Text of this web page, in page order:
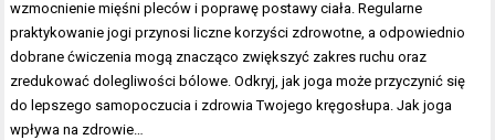
wzmocnienie mięśni pleców i poprawę postawy ciała. Regularne
praktykowanie jogi przynosi liczne korzyści zdrowotne, a odpowiednio
dobrane ćwiczenia mogą znacząco zwiększyć zakres ruchu oraz
zredukować dolegliwości bólowe. Odkryj, jak joga może przyczynić się
do lepszego samopoczucia i zdrowia Twojego kręgosłupa. Jak joga
wpływa na zdrowie…